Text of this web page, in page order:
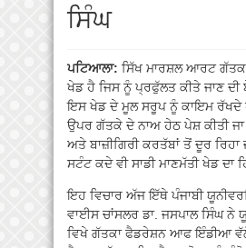
ਸਿੰਘ
ਪਟਿਆਲਾ: ਸਿੱਖ ਮਾਰਸ਼ਲ ਆਰਟ
ਖੇਡ ਹੈ ਜਿਸ ਨੂੰ ਪ੍ਰਫੁੱਲਤ ਕੀਤੇ ਜਾਣ
ਇਸ ਖੇਡ ਦੇ ਮੂਲ ਸਰੂਪ ਨੂੰ ਕਾਇਮ ਰੱਖਦੇ
ਉਪਰ ਗੱਤਕੇ ਦੇ ਨਾਅ ਹੇਠ ਪੇਸ਼ ਕੀਤੀ ਜਾ
ਅਤੇ ਬਾਜ਼ੀਗਿਰੀ ਕਰਤੱਬਾਂ ਤੋਂ ਦੂਰ
ਸਟੰਟ ਕਦੇ ਵੀ ਸਾਡੀ ਮਾਣਮੱਤੀ ਖੇਡ ਦਾ
ਇਹ ਵਿਚਾਰ ਅੱਜ ਇੱਥੇ ਪੰਜਾਬੀ
ਵਾਈਸ ਚਾਂਸਲਰ ਡਾ. ਜਸਪਾਲ ਸਿੰਘ ਨੇ
ਵਿਖੇ ਗੱਤਕਾ ਫੈਡਰੇਸ਼ਨ ਆਫ ਇੰਡੀਆ